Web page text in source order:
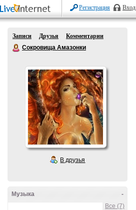
Регистрация Вход
Записи Друзья
Комментарии
Сокровища Амазонки
В друзья
-
Музыка
Все (7)